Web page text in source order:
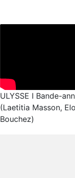
ULYSSE I Bande-
(Laetitia Masson,
Bouchez)